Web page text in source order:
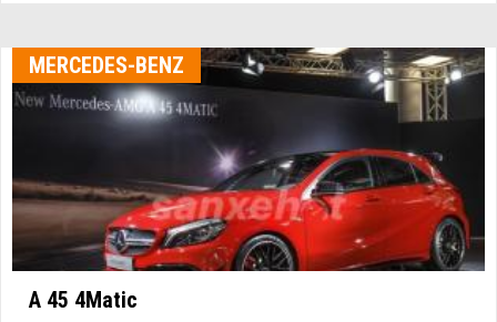
MERCEDES-BENZ
A 45 4Matic